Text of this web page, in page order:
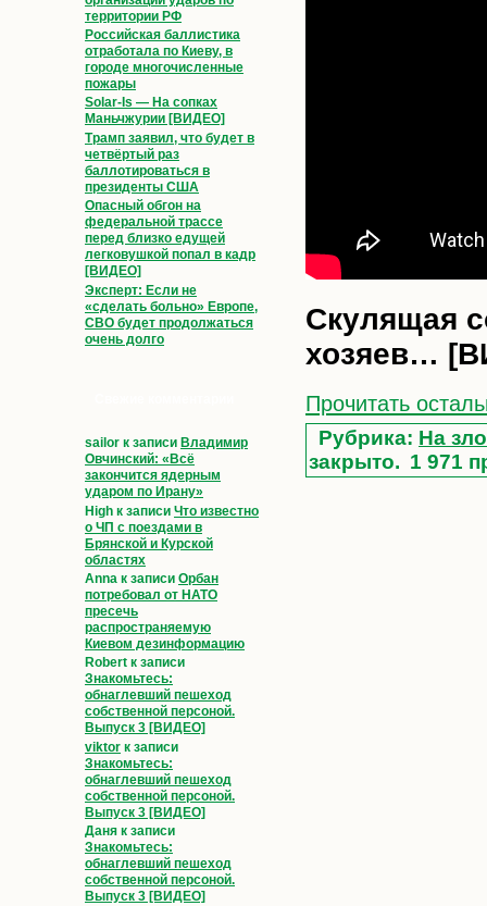
территории РФ
Российская баллистика
отработала по Киеву, в
городе многочисленные
пожары
Solar-Is — На сопках
Маньчжурии [ВИДЕО]
Трамп заявил, что будет в
четвёртый раз
баллотироваться в
президенты США
Опасный обгон на
федеральной трассе
перед близко едущей
легковушкой попал в кадр
[ВИДЕО]
Эксперт: Если не
«сделать больно» Европе,
СВО будет продолжаться
очень долго
sailor к записи Владимир
Овчинский: «Всё
закончится ядерным
ударом по Ирану»
High к записи Что известно
о ЧП с поездами в
Брянской и Курской
областях
Anna к записи Орбан
потребовал от НАТО
пресечь
распространяемую
Киевом дезинформацию
Robert к записи
Знакомьтесь:
обнаглевший пешеход
собственной персоной.
Выпуск 3 [ВИДЕО]
viktor к записи
Знакомьтесь:
обнаглевший пешеход
собственной персоной.
Выпуск 3 [ВИДЕО]
Даня к записи
Знакомьтесь:
обнаглевший пешеход
собственной персоной.
Выпуск 3 [ВИДЕО]
Скулящая
хозяев…
Прочитать
Рубрика: На
закрыто. 1 971